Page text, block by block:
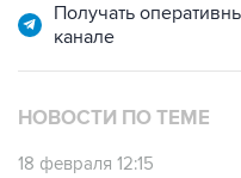
Получать
канале
НОВОСТИ ПО ТЕМЕ
18 февраля 12:15